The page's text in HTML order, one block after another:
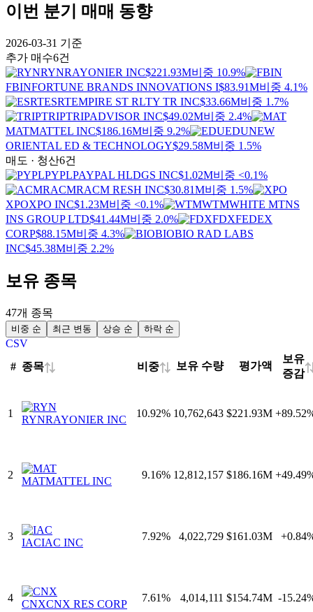
이번 분기 매매 동향
2026-03-31 기준
추가 매수6건
RYNRAYONIER INC$221.93M비중 10.9%
FBINFORTUNE BRANDS INNOVATIONS I$83.91M비중 4.1%
ESRTEMPIRE ST RLTY TR INC$33.66M비중 1.7%
TRIPTRIPADVISOR INC$49.02M비중 2.4%
MATMATTEL INC$186.16M비중 9.2% EDUNEW
ORIENTAL ED & TECHNOLOGY$29.58M비중 1.5%
매도 · 청산6건
PYPLPAYPAL HLDGS INC$1.02M비중 <0.1%
ACMRACM RESH INC$30.81M비중 1.5%
XPOXPO INC$1.23M비중 <0.1% WTMWHITE MTNS
INS GROUP LTD$41.44M비중 2.0% FDXFEDEX
CORP$88.15M비중 4.3% BIOBIO RAD LABS
INC$45.38M비중 2.2%
보유 종목
47개 종목
비중 순 최근 변동 상승 순 하락 순
CSV
# 종목⇅ 비중⇅ 보유 수량 평가액
보유
증감
1
RYNRAYONIER INC
10.92% 10,762,643 $221.93M +89.52
2
MATMATTEL INC
9.16% 12,812,157 $186.16M +49.49
3
IACIAC INC
7.92% 4,022,729 $161.03M +0.84
4
CNXCNX RES CORP
7.61% 4,014,111 $154.74M -15.24